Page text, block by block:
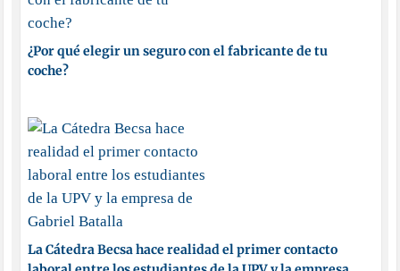
¿Por qué elegir un seguro con el fabricante de tu
coche?
La Cátedra Becsa hace realidad el primer contacto